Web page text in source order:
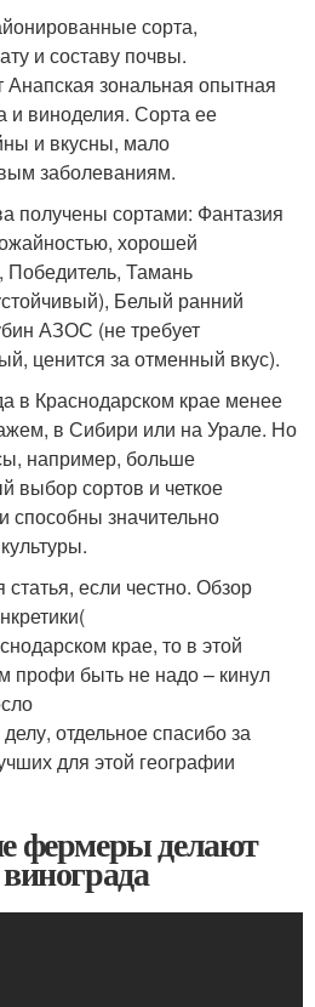
сорта,
и составу почвы.
зональная опытная
и виноделия. Сорта ее
и вкусны, мало
заболеваниям.
получены сортами: Фантазия
хорошей
Победитель, Тамань
Белый ранний
АЗОС (не требует
ценится за отменный вкус).
в Краснодарском крае менее
в Сибири или на Урале. Но
например, больше
выбор сортов и четкое
способны значительно
статья, если честно. Обзор
крае, то в этой
профи быть не надо – кинул
отдельное спасибо за
для этой географии
фермеры делают